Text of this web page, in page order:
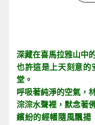
深藏在喜馬拉雅山中
也許這是上天刻意的
堂。
呼吸著純淨的空氣，
淙淙水聲裡，默念著
繽紛的經幡隨風飄揚